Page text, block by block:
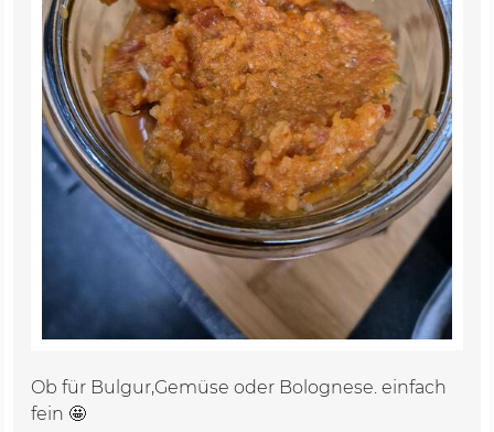
Ob für Bulgur,Gemüse oder Bolognese. einfach
fein 🤩